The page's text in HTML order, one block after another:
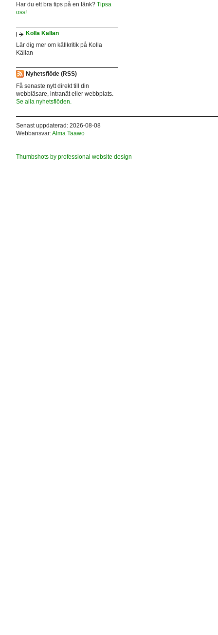
Har du ett bra tips på en länk? Tipsa
oss!
Kolla Källan
Lär dig mer om källkritik på Kolla
Källan
Nyhetsflöde (RSS)
Få senaste nytt direkt till din
webbläsare, intranät eller webbplats.
Se alla nyhetsflöden.
Senast uppdaterad: 2026-08-08
Webbansvar:Alma Taawo
Thumbshots by professional website design